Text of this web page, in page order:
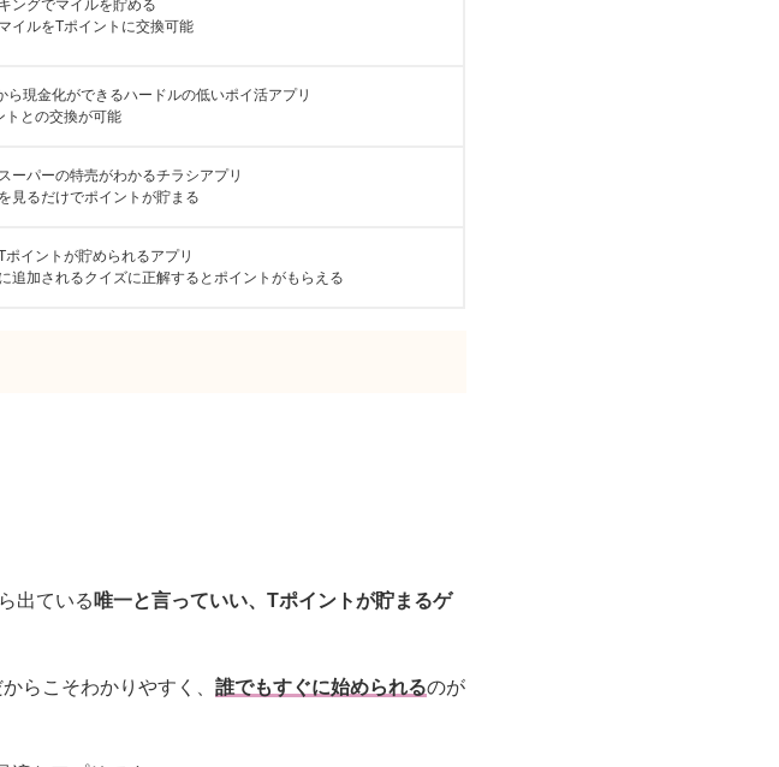
ングでマイルを貯める
イルをTポイントに交換可能
ら現金化ができるハードルの低いポイ活アプリ
トとの交換が可能
ーパーの特売がわかるチラシアプリ
見るだけでポイントが貯まる
ポイントが貯められるアプリ
追加されるクイズに正解するとポイントがもらえる
出ている 唯一と言っていい、Tポイントが貯まるゲ
らこそわかりやすく、 誰でもすぐに始められるのが